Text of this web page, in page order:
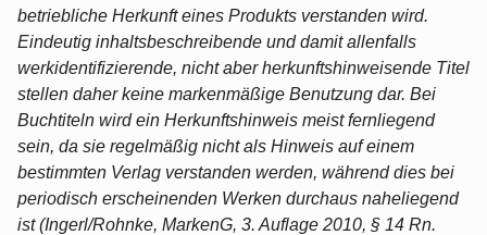
betriebliche Her­kunft eines Produkts verstanden wird.
Eindeutig inhaltsbeschreibende und damit allenfalls
werkidentifizierende, nicht aber herkunftshinweisende Titel
stellen daher keine markenmäßige Benut­zung dar. Bei
Buchtiteln wird ein Herkunftshinweis meist fernliegend
sein, da sie regelmäßig nicht als Hinweis auf einem
bestimmten Verlag verstanden werden, während dies bei
periodisch er­scheinenden Werken durchaus naheliegend
ist (Ingerl/Rohnke, MarkenG, 3. Auflage 2010, § 14 Rn.